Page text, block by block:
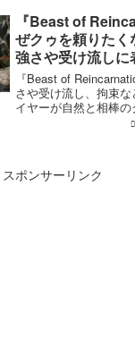
JorRaptor氏による...
『Beast of
ぜクゥを頼りた
強さや受け流しに
の共闘”設計
『Beast of
さや受け流し、拘束
イヤーが自然と相棒
る戦闘が設計されて
スポンサーリンク